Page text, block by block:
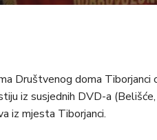
Društvenog doma Tiborjanci
iz susjednih DVD-a (Belišće,
iz mjesta Tiborjanci.